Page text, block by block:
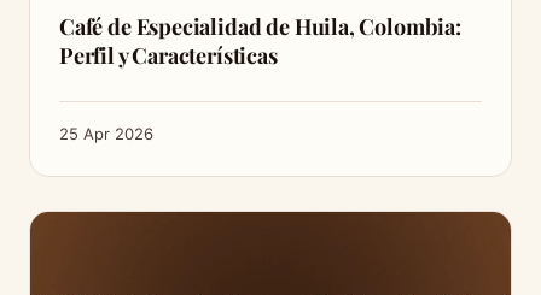
Café de Especialidad de Huila, Colombia:
Perfil y Características
25 Apr 2026